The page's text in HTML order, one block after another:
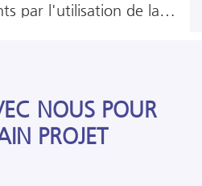
par l'utilisation de la
NOUS POUR
PROJET